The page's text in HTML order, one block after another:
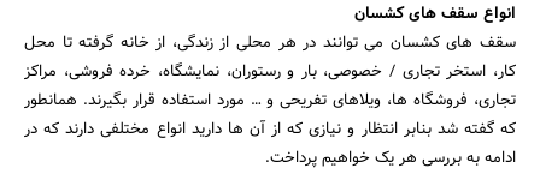
انواع سقف های کشسان
سقف های کشسان می توانند در هر محلی از زندگی، از خانه گرفته تا محل
کار، استخر تجاری / خصوصی، بار و رستوران، نمایشگاه، خرده فروشی، مراکز
تجاری، فروشگاه ها، ویلاهای تفریحی و … مورد استفاده قرار بگیرند. همانطور
که گفته شد بنابر انتظار و نیازی که از آن ها دارید انواع مختلفی دارند که در
ادامه به بررسی هر یک خواهیم پرداخت.